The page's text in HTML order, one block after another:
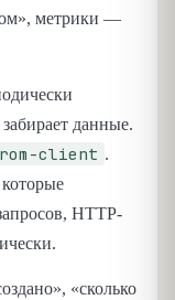
метрики —
данные.
client .
HTTP-
«сколько